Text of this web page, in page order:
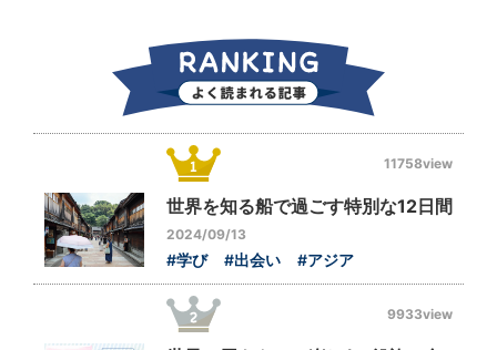
11758view
世界を知る船で過ごす特別な12日間
2024/09/13
#学び #出会い #アジア
9933view